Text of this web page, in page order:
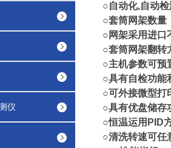
仪
○自动化,自
○套筒网
○网架采
○套筒网架
○主机参数可
○具有自检功
○可外接
○具有优盘储
○恒温运用
○清洗转